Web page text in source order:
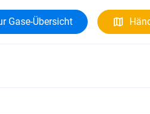
Gase-Übersicht